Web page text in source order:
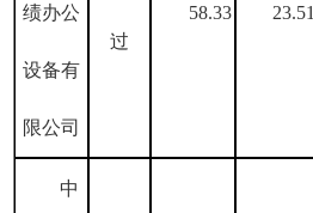
绩办公
设备有
限公司
过
58.33 23.51
中